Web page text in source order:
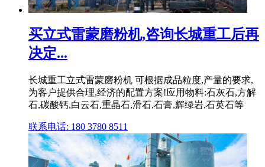
买立式雷蒙磨粉机,咨询长城重工后再
决定...
长城重工立式雷蒙磨粉机 可根据成品粒度,产量的要求,
为客户提供合理,经济的配置方案!应用物料:石灰石,方解
石,碳酸钙,白云石,重晶石,滑石,石膏,辉绿岩,石英石等
联系电话: 180 3780 8511